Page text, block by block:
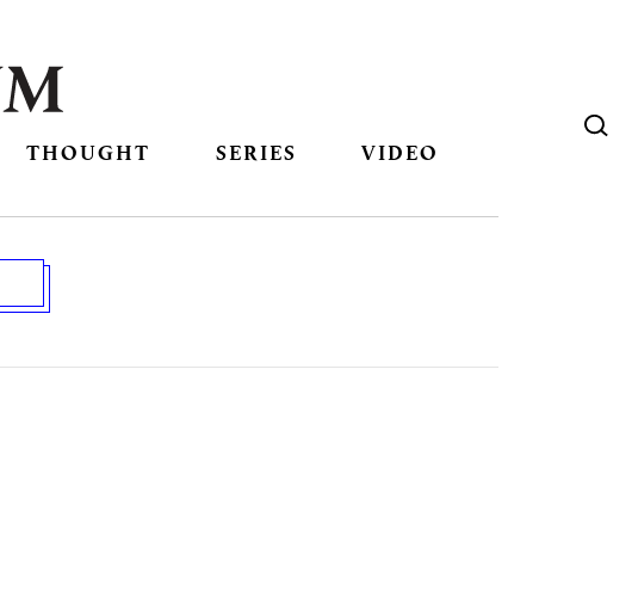
THOUGHT SERIES VIDEO